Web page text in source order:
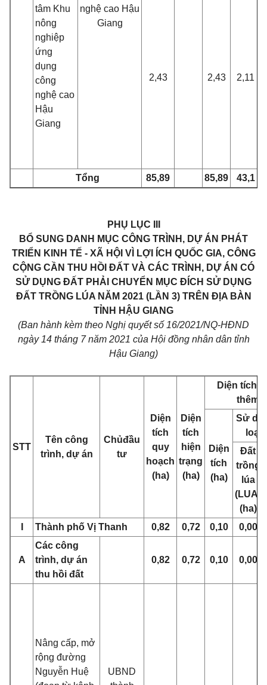
tâm Khu
nông
nghiệp
ứng
dụng
công
nghệ cao
Hậu
Giang
nghệ cao Hậu
Giang
2,43 2,43 2,11
Tổng 85,89 85,89 43,1
PHỤ LỤC III
BỔ SUNG DANH MỤC CÔNG TRÌNH, DỰ ÁN PHÁT
TRIỂN KINH TẾ - XÃ HỘI VÌ LỢI ÍCH QUỐC GIA, CÔNG
CỘNG CẦN THU HỒI ĐẤT VÀ CÁC TRÌNH, DỰ ÁN CÓ
SỬ DỤNG ĐẤT PHẢI CHUYỂN MỤC ĐÍCH SỬ DỤNG
ĐẤT TRỒNG LÚA NĂM 2021 (LẦN 3) TRÊN ĐỊA BÀN
TỈNH HẬU GIANG
(Ban hành kèm theo Nghị quyết số 16/2021/NQ-HĐND
ngày 14 tháng 7 năm 2021 của Hội đồng nhân dân tỉnh
Hậu Giang)
STT
Tên công
trình, dự án
Chủđầu
tư
Diện
tích
quy
hoạch
(ha)
Diện
tích
hiện
trạng
(ha)
Diện tích
thêm
Diện
tích
(ha)
Sử
loại
Đất
trồng
lúa
(LUA)
(ha)
Thành phố Vị Thanh 0,82 0,72 0,10 0,00
A
Các công
trình, dự án
thu hồi đất
0,82 0,72 0,10 0,00
Nâng cấp, mở
rộng đường
Nguyễn Huệ
UBND